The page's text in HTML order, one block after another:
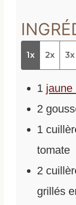
1x 2x 3x
1 jaune
2
1
tomate
2
grillés